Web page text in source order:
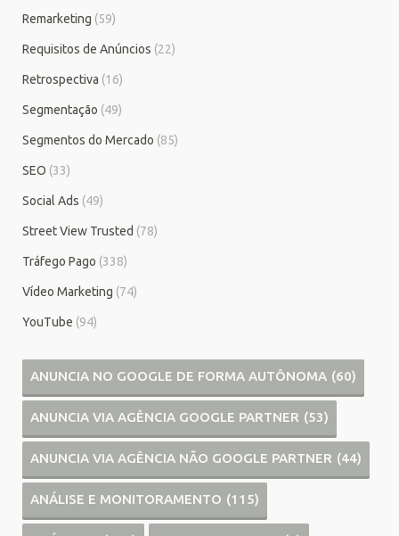
Remarketing (59)
Requisitos de Anúncios (22)
Retrospectiva (16)
Segmentação (49)
Segmentos do Mercado (85)
SEO (33)
Social Ads (49)
Street View Trusted (78)
Tráfego Pago (338)
Vídeo Marketing (74)
YouTube (94)
ANUNCIA NO GOOGLE DE FORMA AUTÔNOMA (60)
ANUNCIA VIA AGÊNCIA GOOGLE PARTNER (53)
ANUNCIA VIA AGÊNCIA NÃO GOOGLE PARTNER (44)
ANÁLISE E MONITORAMENTO (115)